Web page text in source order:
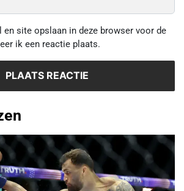
en site opslaan in deze browser voor de
ik een reactie plaats.